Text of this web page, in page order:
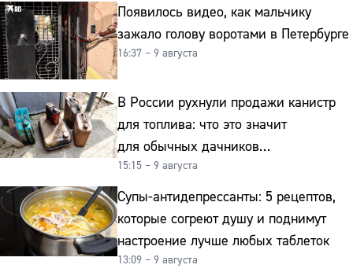
Появилось видео, как мальчику
зажало голову воротами в Петербурге
16:37 – 9 августа
В России рухнули продажи канистр
для топлива: что это значит
для обычных дачников
и автомобилистов
15:15 – 9 августа
Супы-антидепрессанты: 5 рецептов,
которые согреют душу и поднимут
настроение лучше любых таблеток
13:09 – 9 августа